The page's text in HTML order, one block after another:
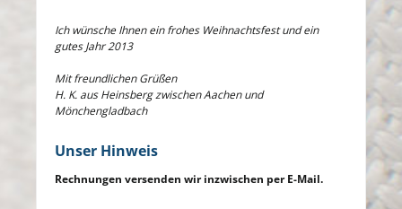
Ich wünsche Ihnen ein frohes Weihnachtsfest und ein
gutes Jahr 2013
Mit freundlichen Grüßen
H. K. aus Heinsberg zwischen Aachen und
Mönchengladbach
Unser Hinweis
Rechnungen versenden wir inzwischen per E-Mail.